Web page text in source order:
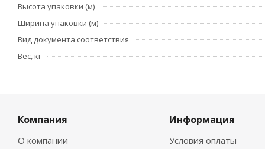
Высота упаковки (м)
Ширина упаковки (м)
Вид документа соответствия
Вес, кг
Компания
О компании
Информация
Условия оплаты